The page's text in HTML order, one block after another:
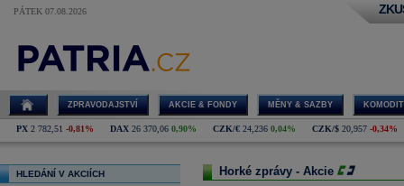
PÁTEK 07.08.2026
ZPRAVODAJSTVÍ AKCIE & FONDY MĚNY & SAZBY
PX 2 782,51 -0,81% DAX 26 370,06 0,90% CZK/€ 24,236 0,04% CZK/$ 20,957 -0,34%
HLEDÁNÍ V AKCIÍCH Horké zprávy - Akcie